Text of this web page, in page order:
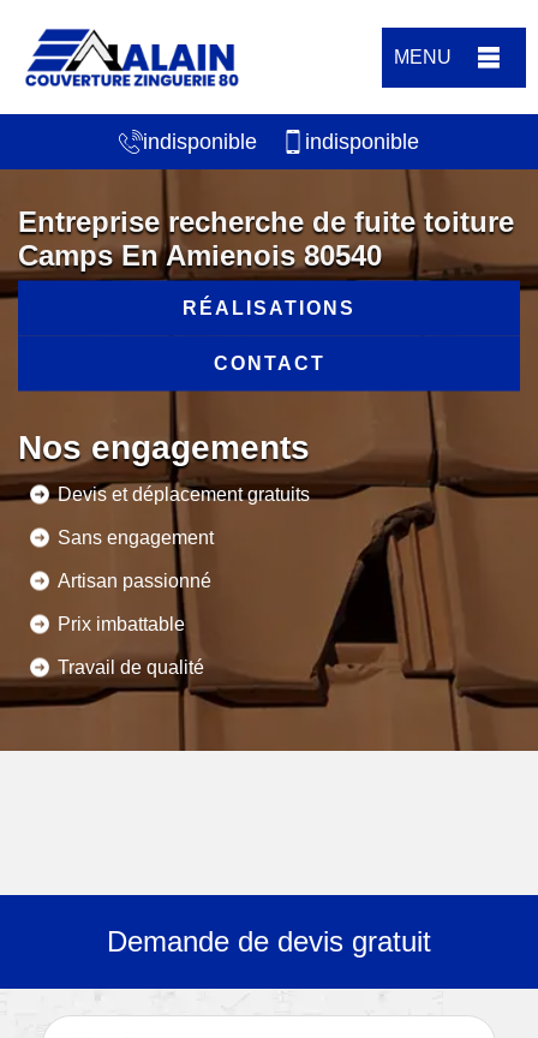
MENU
indisponible indisponible
Entreprise recherche de fuite toiture
Camps En Amienois 80540
RÉALISATIONS
CONTACT
Nos engagements
Devis et déplacement gratuits
Sans engagement
Artisan passionné
Prix imbattable
Travail de qualité
Demande de devis gratuit